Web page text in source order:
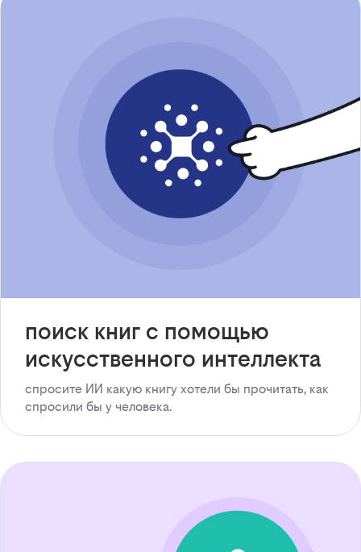
поиск книг с помощью
искусственного интеллекта
спросите ИИ какую книгу хотели бы прочитать, как
спросили бы у человека.